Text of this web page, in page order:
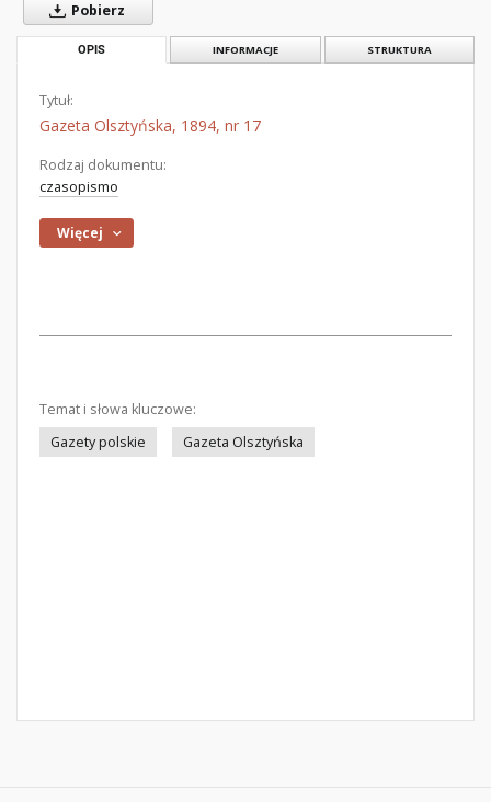
Pobierz
OPIS INFORMACJE STRUKTURA
Tytuł:
Gazeta Olsztyńska, 1894, nr 17
Rodzaj dokumentu:
czasopismo
Więcej
Temat i słowa kluczowe:
Gazety polskie
Gazeta Olsztyńska